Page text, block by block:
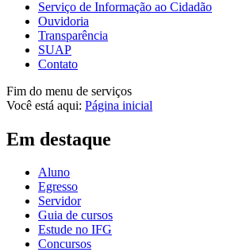
Serviço de Informação ao Cidadão
Ouvidoria
Transparência
SUAP
Contato
Fim do menu de serviços
Você está aqui: Página inicial
Em destaque
Aluno
Egresso
Servidor
Guia de cursos
Estude no IFG
Concursos